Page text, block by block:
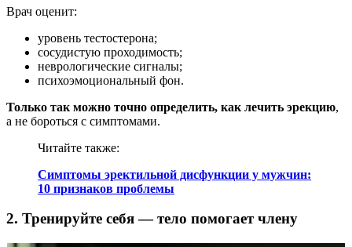
Врач оценит:
уровень тестостерона;
сосудистую проходимость;
неврологические сигналы;
психоэмоциональный фон.
Только так можно точно определить, как лечить эрекцию,
а не бороться с симптомами.
Читайте также:
Симптомы эректильной дисфункции у мужчин:
10 признаков проблемы
2. Тренируйте себя — тело помогает члену